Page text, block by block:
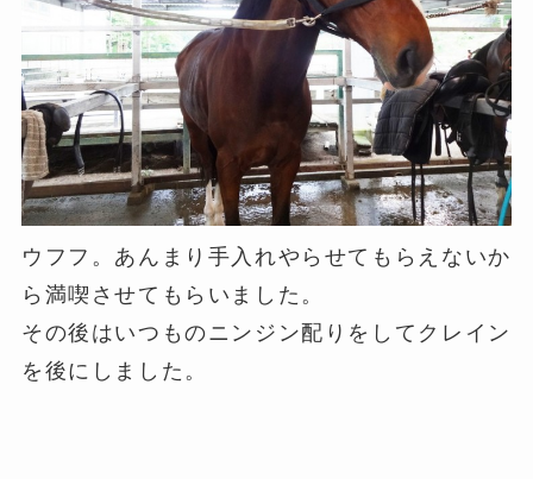
ウフフ。あんまり手入れやらせてもらえないか
ら満喫させてもらいました。
その後はいつものニンジン配りをしてクレイン
を後にしました。